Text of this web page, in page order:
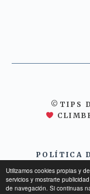
Utilizamos cookies propias y
servicios y mostrarte
de navegación. Si continuas
©TIPS
POLÍTICA